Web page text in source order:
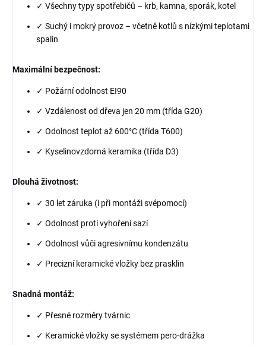
✓ Všechny typy spotřebičů – krb, kamna, sporák, kotel
✓ Suchý i mokrý provoz – včetně kotlů s nízkými teplotami
spalin
Maximální bezpečnost:
✓ Požární odolnost EI90
✓ Vzdálenost od dřeva jen 20 mm (třída G20)
✓ Odolnost teplot až 600°C (třída T600)
✓ Kyselinovzdorná keramika (třída D3)
Dlouhá životnost:
✓ 30 let záruka (i při montáži svépomocí)
✓ Odolnost proti vyhoření sazí
✓ Odolnost vůči agresivnímu kondenzátu
✓ Precizní keramické vložky bez prasklin
Snadná montáž:
✓ Přesné rozměry tvárnic
✓ Keramické vložky se systémem pero-drážka